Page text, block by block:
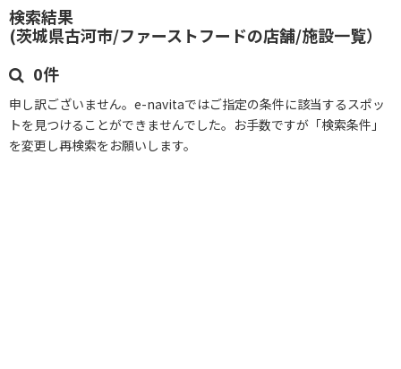
検索結果
(茨城県古河市/ファーストフードの店舗/施設一覧）
0件
申し訳ございません。e-navitaではご指定の条件に該当するスポッ
トを見つけることができませんでした。お手数ですが「検索条件」
を変更し再検索をお願いします。